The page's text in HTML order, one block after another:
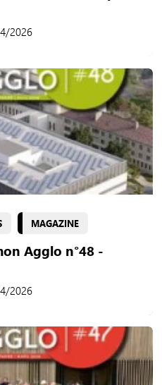
2026
MAGAZINE
Agglo n°48 -
2026